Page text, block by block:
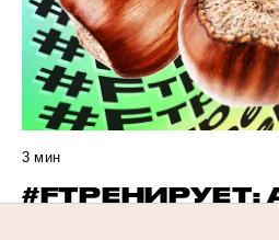
3 мин
#FТРЕНИРУЕТ: